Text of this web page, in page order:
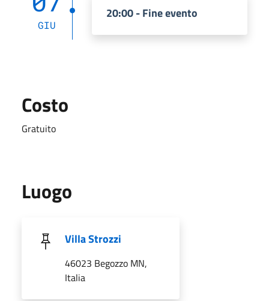
GIU
20:00 - Fine evento
Costo
Gratuito
Luogo
Villa Strozzi
46023 Begozzo MN,
Italia